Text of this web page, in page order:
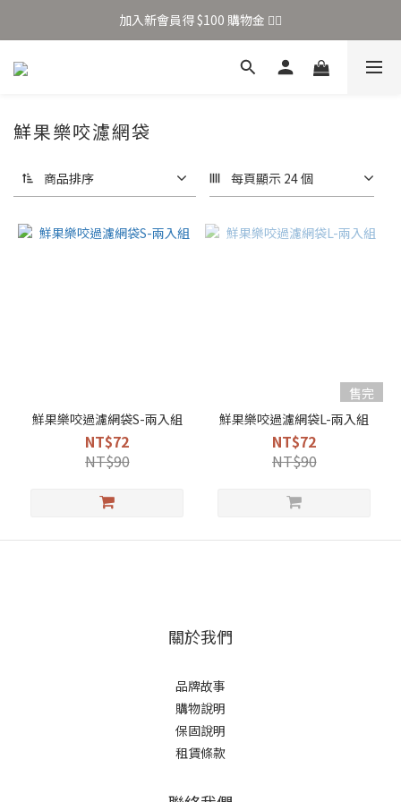
加入新會員得 $100 購物金 👉🏻
加入新會員得 $100 購物金 👉🏻
全站滿 $699 享免運
鮮果樂咬濾網袋
商品排序 每頁顯示 24 個
鮮果樂咬過濾網袋S-兩入組
NT$72
NT$90
售完
鮮果樂咬過濾網袋L-兩入組
NT$72
NT$90
關於我們
品牌故事
購物說明
保固說明
租賃條款